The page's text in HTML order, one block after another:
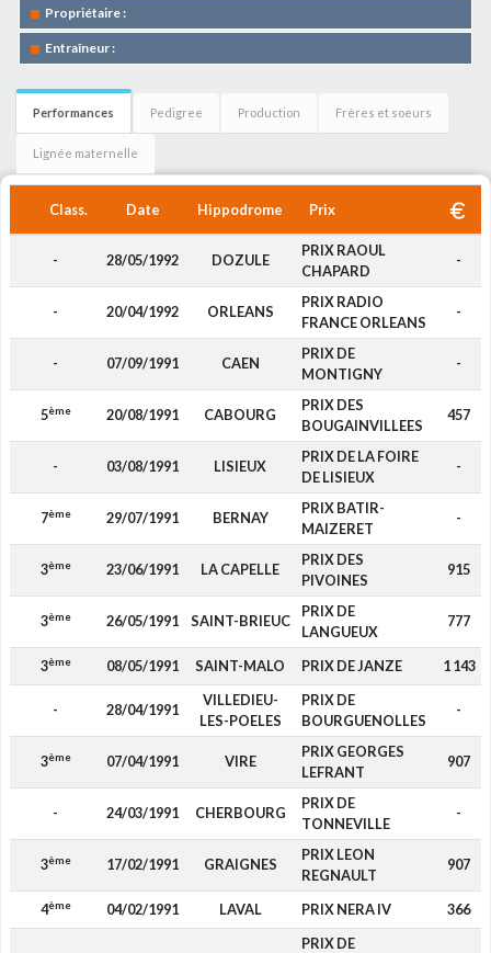
Propriétaire :
Entraîneur :
Performances Pedigree Production Frères et soeurs
Lignée maternelle
Class. Date Hippodrome Prix
- 28/05/1992 DOZULE
PRIX RAOUL
CHAPARD
-
- 20/04/1992 ORLEANS
PRIX RADIO
FRANCE ORLEANS
-
- 07/09/1991 CAEN
PRIX DE
MONTIGNY
-
5ème 20/08/1991 CABOURG
PRIX DES
BOUGAINVILLEES
457
- 03/08/1991 LISIEUX
PRIX DE LA FOIRE
DE LISIEUX
-
7ème 29/07/1991 BERNAY
PRIX BATIR-
MAIZERET
-
3ème 23/06/1991 LA CAPELLE
PRIX DES
PIVOINES
915
3ème 26/05/1991 SAINT-BRIEUC
PRIX DE
LANGUEUX
777
3ème 08/05/1991 SAINT-MALO PRIX DE JANZE 1 143
- 28/04/1991
VILLEDIEU-
LES-POELES
PRIX DE
BOURGUENOLLES
-
3ème 07/04/1991 VIRE
PRIX GEORGES
LEFRANT
907
- 24/03/1991 CHERBOURG
PRIX DE
TONNEVILLE
-
3ème 17/02/1991 GRAIGNES
PRIX LEON
REGNAULT
907
4ème 04/02/1991 LAVAL PRIX NERA IV 366
PRIX DE